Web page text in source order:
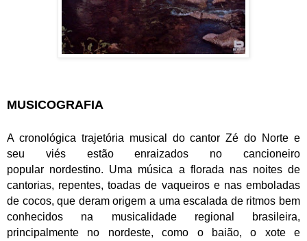
MUSICOGRAFIA
A cronológica trajetória musical do cantor Zé do Norte e
seu viés estão enraizados no cancioneiro
popular nordestino. Uma música a florada nas noites de
cantorias, repentes, toadas de vaqueiros e nas emboladas
de cocos, que deram origem a uma escalada de ritmos bem
conhecidos na musicalidade regional brasileira,
principalmente no nordeste, como o baião, o xote e